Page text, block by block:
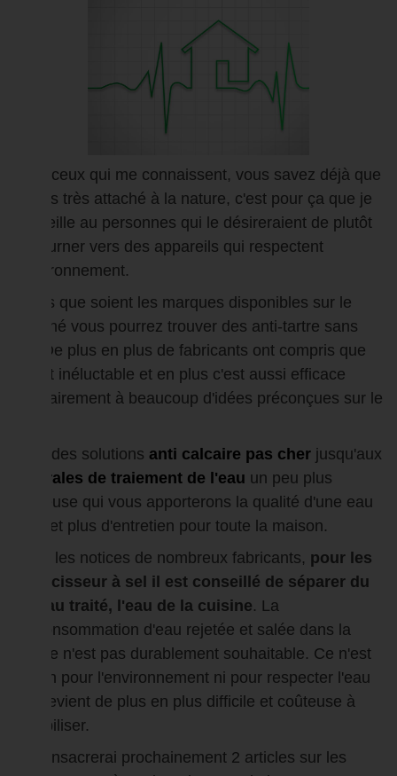
Pour ceux qui me connaissent, vous savez déjà que
je suis très attaché à la nature, c'est pour ça que je
conseille au personnes qui le désireraient de plutôt
se tourner vers des appareils qui respectent
l'environnement.
Quels que soient les marques disponibles sur le
marché vous pourrez trouver des anti-tartre sans
sel. De plus en plus de fabricants ont compris que
c'était inéluctable et en plus c'est aussi efficace
contrairement à beaucoup d'idées préconçues sur le
Il y a des solutions anti calcaire pas cher jusqu'aux
centrales de traiement de l'eau un peu plus
coûteuse qui vous apporterons la qualité d'une eau
pure et plus d'entretien pour toute la maison.
Dans les notices de nombreux fabricants, pour les
adoucisseur à sel il est conseillé de séparer du
réseau traité, l'eau de la cuisine. La
surconsommation d'eau rejetée et salée dans la
nature n'est pas durablement souhaitable. Ce n'est
ni bon pour l'environnement ni pour respecter l'eau
qui devient de plus en plus difficile et coûteuse à
potabiliser.
Je consacrerai prochainement 2 articles sur les